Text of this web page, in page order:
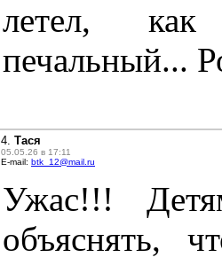
летел, как
печальный...
4. Тася
05.05.26 в 17:11
E-mail: btk_12@mail.ru
Ужас!!!
объяснять,